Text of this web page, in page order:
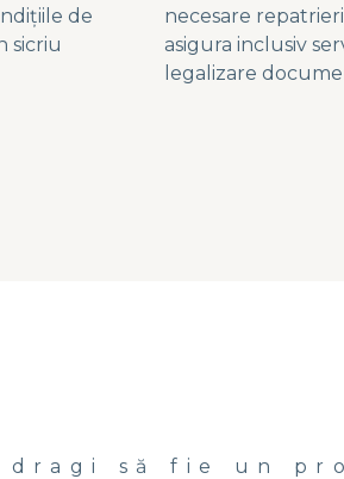
de
sicriu
necesare
asigura inclusiv
legalizare
să fie un